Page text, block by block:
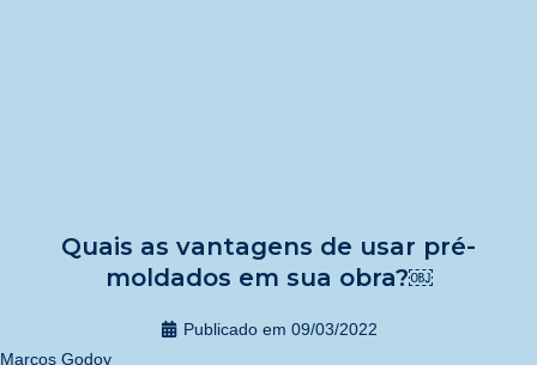
Quais as vantagens de usar pré-
moldados em sua obra?￼
Publicado em 09/03/2022
Marcos Godoy